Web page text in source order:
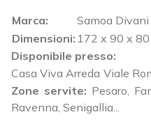
Marca:
Samoa Divani
Dimensioni: 172 x 90 x 80
Disponibile presso:
Casa Viva Arreda Viale
Zone servite: Pesaro,
Ravenna, Senigallia...